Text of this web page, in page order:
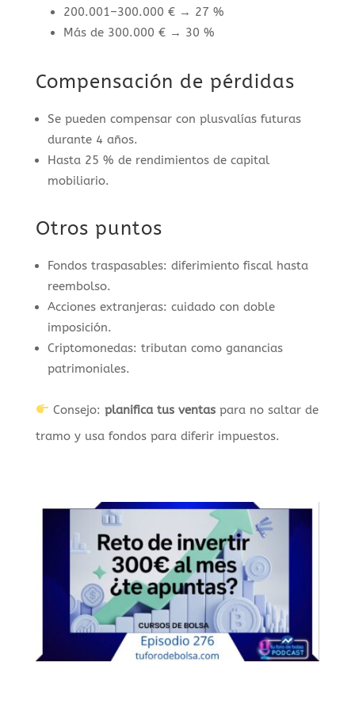
200.001–300.000 € → 27 %
Más de 300.000 € → 30 %
Compensación de pérdidas
Se pueden compensar con plusvalías futuras
durante 4 años.
Hasta 25 % de rendimientos de capital
mobiliario.
Otros puntos
Fondos traspasables: diferimiento fiscal hasta
reembolso.
Acciones extranjeras: cuidado con doble
imposición.
Criptomonedas: tributan como ganancias
patrimoniales.
Consejo: planifica tus ventaspara no saltar de
tramo y usa fondos para diferir impuestos.